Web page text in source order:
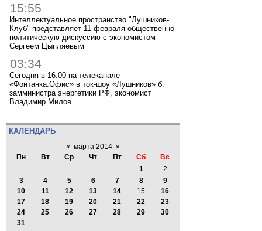
15:55
Интеллектуальное пространство "Лушников-
Клуб" представляет 11 февраля общественно-
политическую дискуссию с экономистом
Сергеем Цыпляевым
03:34
Сегодня в 16:00 на телеканале
«Фонтанка.Офис» в ток-шоу «Лушников» б.
замминистра энергетики РФ, экономист
Владимир Милов
КАЛЕНДАРЬ
« марта 2014 »
Пн
Вт Ср Чт Пт Сб
Вс
1
2
3
4 5 6 7 8
9
10
11 12 13 14 15
16
17
18 19 20 21 22
23
24
25 26 27 28 29
30
31